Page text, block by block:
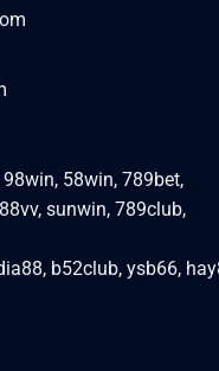
98win, 58win, 789bet,
88vv, sunwin, 789club,
, b52club, ysb66,